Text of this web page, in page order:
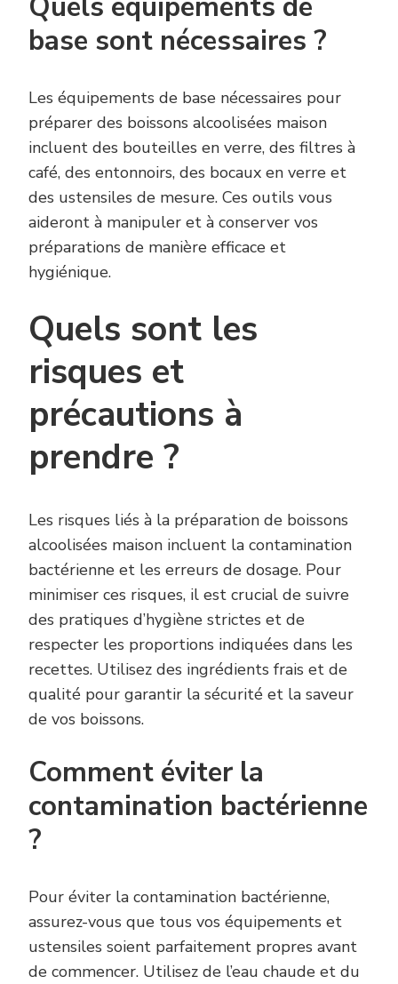
base sont nécessaires ?
Les équipements de base nécessaires pour
préparer des boissons alcoolisées maison
incluent des bouteilles en verre, des filtres à
café, des entonnoirs, des bocaux en verre et
des ustensiles de mesure. Ces outils vous
aideront à manipuler et à conserver vos
préparations de manière efficace et
hygiénique.
Quels sont les
risques et
précautions à
prendre ?
Les risques liés à la préparation de boissons
alcoolisées maison incluent la contamination
bactérienne et les erreurs de dosage. Pour
minimiser ces risques, il est crucial de suivre
des pratiques d’hygiène strictes et de
respecter les proportions indiquées dans les
recettes. Utilisez des ingrédients frais et de
qualité pour garantir la sécurité et la saveur
de vos boissons.
Comment éviter la
contamination bactérienne
?
Pour éviter la contamination bactérienne,
assurez-vous que tous vos équipements et
ustensiles soient parfaitement propres avant
de commencer. Utilisez de l’eau chaude et du